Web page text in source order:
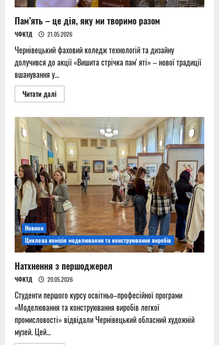
Пам’ять – це дія, яку ми творимо разом
ЧФКТД 21.05.2026
Чернівецький фаховий коледж технологій та дизайну
долучився до акції «Вишита стрічка памʼяті» – нової традиції
вшанування у...
Читати далі
more
–
це
дія,
яку
ми
творимо
разом
Новини
Циклова комісія моделювання та конструювання виробів
Натхнення з першоджерел
ЧФКТД 20.05.2026
Студенти першого курсу освітньо–професійної програми
«Моделювання та конструювання виробів легкої
промисловості» відвідали Чернівецький обласний художній
музей. Цей...